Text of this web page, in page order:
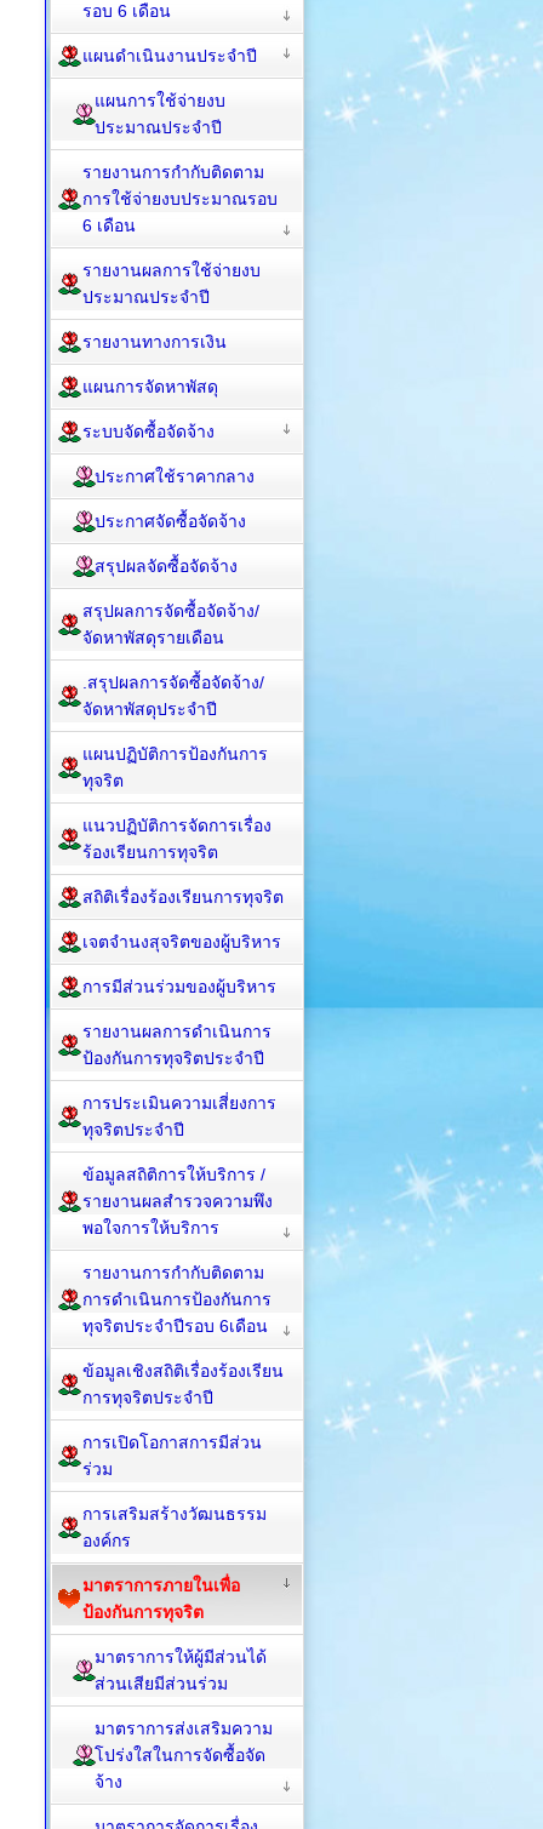
รอบ 6 เดือน
แผนดำเนินงานประจำปี
แผนการใช้จ่ายงบ
ประมาณประจำปี
รายงานการกำกับติดตาม
การใช้จ่ายงบประมาณรอบ
6 เดือน
รายงานผลการใช้จ่ายงบ
ประมาณประจำปี
รายงานทางการเงิน
แผนการจัดหาพัสดุ
ระบบจัดซื้อจัดจ้าง
ประกาศใช้ราคากลาง
ประกาศจัดซื้อจัดจ้าง
สรุปผลจัดซื้อจัดจ้าง
สรุปผลการจัดซื้อจัดจ้าง/
จัดหาพัสดุรายเดือน
.สรุปผลการจัดซื้อจัดจ้าง/
จัดหาพัสดุประจำปี
แผนปฏิบัติการป้องกันการ
ทุจริต
แนวปฏิบัติการจัดการเรื่อง
ร้องเรียนการทุจริต
สถิติเรื่องร้องเรียนการทุจริต
เจตจำนงสุจริตของผู้บริหาร
การมีส่วนร่วมของผู้บริหาร
รายงานผลการดำเนินการ
ป้องกันการทุจริตประจำปี
การประเมินความเสี่ยงการ
ทุจริตประจำปี
ข้อมูลสถิติการให้บริการ /
รายงานผลสำรวจความพึง
พอใจการให้บริการ
รายงานการกำกับติดตาม
การดำเนินการป้องกันการ
ทุจริตประจำปีรอบ 6เดือน
ข้อมูลเชิงสถิติเรื่องร้องเรียน
การทุจริตประจำปี
การเปิดโอกาสการมีส่วน
ร่วม
การเสริมสร้างวัฒนธรรม
องค์กร
มาตราการภายในเพื่อ
ป้องกันการทุจริต
มาตราการให้ผู้มีส่วนได้
ส่วนเสียมีส่วนร่วม
มาตราการส่งเสริมความ
โปร่งใสในการจัดซื้อจัด
จ้าง